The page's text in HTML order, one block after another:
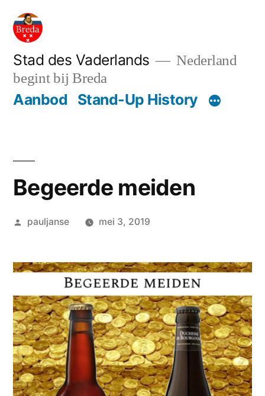
naar
inhoud
Stad des Vaderlands
Nederland
begint bij Breda
Aanbod Stand-Up History
Begeerde meiden
Geplaatst
pauljanse mei 3, 2019